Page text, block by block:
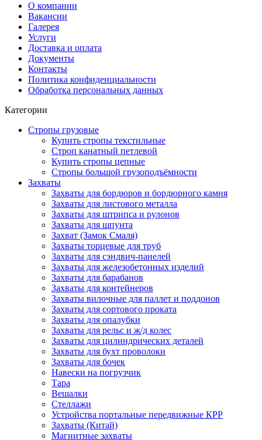
О компании
Вакансии
Галерея
Услуги
Доставка и оплата
Документы
Контакты
Политика конфиденциальности
Обработка персональных данных
Категории
Стропы грузовые
Купить стропы текстильные
Строп канатный петлевой
Купить стропы цепные
Стропы большой грузоподъёмности
Захваты
Захваты для бордюров и бордюрного камня
Захваты для листового металла
Захваты для штрипса и рулонов
Захваты для шпунта
Захват (Замок Смаля)
Захваты торцевые для труб
Захваты для сэндвич-панелей
Захваты для железобетонных изделий
Захваты для барабанов
Захваты для контейнеров
Захваты вилочные для паллет и поддонов
Захваты для сортового проката
Захваты для опалубки
Захваты для рельс и ж/д колес
Захваты для цилиндрических деталей
Захваты для бухт проволоки
Захваты для бочек
Навески на погрузчик
Тара
Вешалки
Стеллажи
Устройства портальные передвижные КРР
Захваты (Китай)
Магнитные захваты